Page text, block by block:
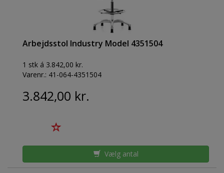
Arbejdsstol Industry Model 4351504
1 stk á 3.842,00 kr.
Varenr.: 41-064-4351504
3.842,00 kr.
Vælg antal